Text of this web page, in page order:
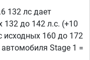
132 лс дает
132 до 142 л.с. (+10
исходных 160 до 172
Stage 1 =